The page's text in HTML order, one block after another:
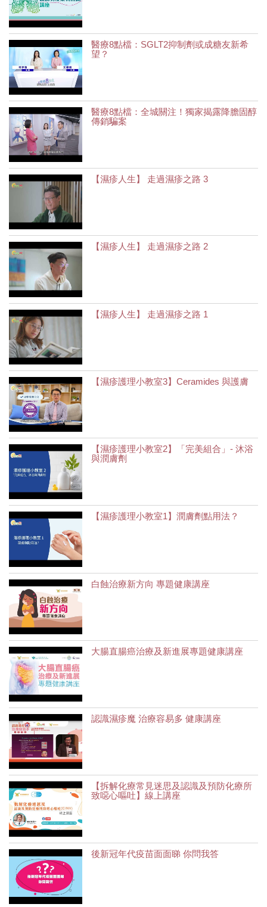
醫療8點檔：SGLT2抑制劑或成糖友新希
望？
醫療8點檔：全城關注！獨家揭露降膽固醇
傳銷騙案
【濕疹人生】 走過濕疹之路 3
【濕疹人生】 走過濕疹之路 2
【濕疹人生】 走過濕疹之路 1
【濕疹護理小教室3】Ceramides 與護膚
【濕疹護理小教室2】「完美組合」- 沐浴
與潤膚劑
【濕疹護理小教室1】潤膚劑點用法？
白蝕治療新方向 專題健康講座
大腸直腸癌治療及新進展專題健康講座
認識濕疹魔 治療容易多 健康講座
【拆解化療常見迷思及認識及預防化療所
致噁心嘔吐】線上講座
後新冠年代疫苗面面睇 你問我答